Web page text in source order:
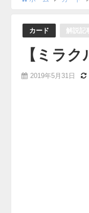
カード 解説記
【ミラ
2019年5月31日